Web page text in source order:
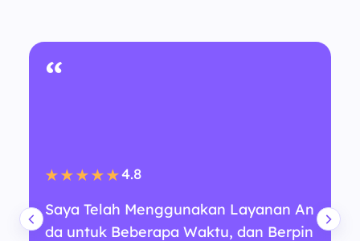
“
★★★★★4.8
Saya Telah Menggunakan Layanan An
da untuk Beberapa Waktu, dan Berpin